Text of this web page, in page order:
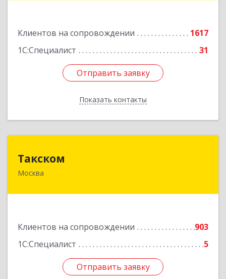
Клиентов на сопровождении
1617
1С:Специалист
31
Отправить заявку
Показать контакты
Отправить заявку
Назад
Такском
Москва
Клиентов на сопровождении
903
1С:Специалист
5
Отправить заявку
119034, Москва г, Барыковский пер, дом №
Отправить заявку